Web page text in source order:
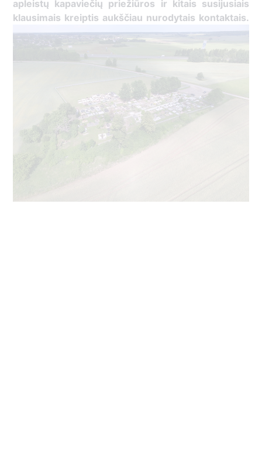
apleistų kapaviečių priežiūros ir kitais susijusiais
klausimais kreiptis ​aukščiau nurodytais kontaktais.